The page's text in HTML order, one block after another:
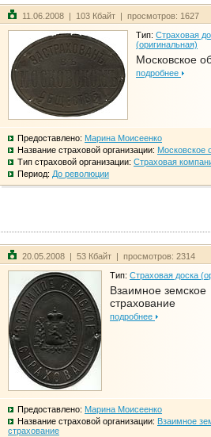
11.06.2008 | 103 Кбайт | просмотров: 1627
Тип: Страховая
(оригинальная)
Московское
подробнее
Предоставлено: Марина Моисеенко
Название страховой организации: Московское
Тип страховой организации: Страховая
Период: До революции
20.05.2008 | 53 Кбайт | просмотров: 2314
Тип: Страховая доска
Взаимное земское
страхование
подробнее
Предоставлено: Марина Моисеенко
Название страховой организации: Взаимное
страхование